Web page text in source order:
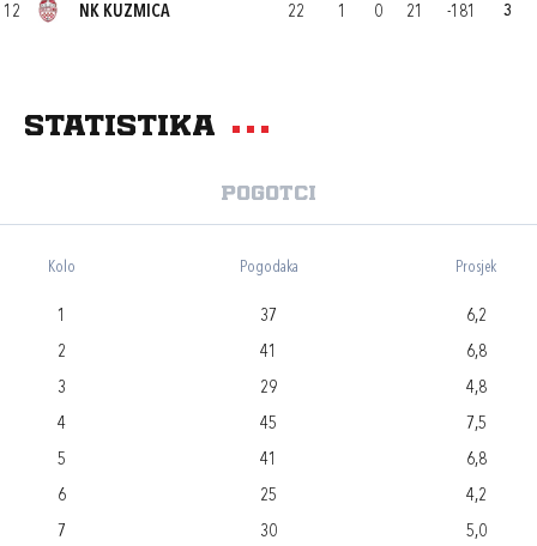
12 NK KUZMICA 22 1 0 21 -181 3
Statistika
Pogotci
Kolo Pogodaka Prosjek
1 37
6,2
2
41
6,8
3
29
4,8
4
45
7,5
5
41
6,8
6
25
4,2
7
30
5,0